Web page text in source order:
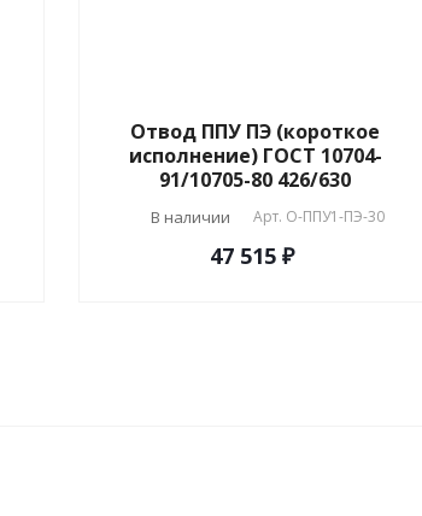
Отвод ППУ ПЭ (короткое
исполнение) ГОСТ 10704-
91/10705-80 426/630
В наличии Арт. О-ППУ1-ПЭ-30
47 515 ₽